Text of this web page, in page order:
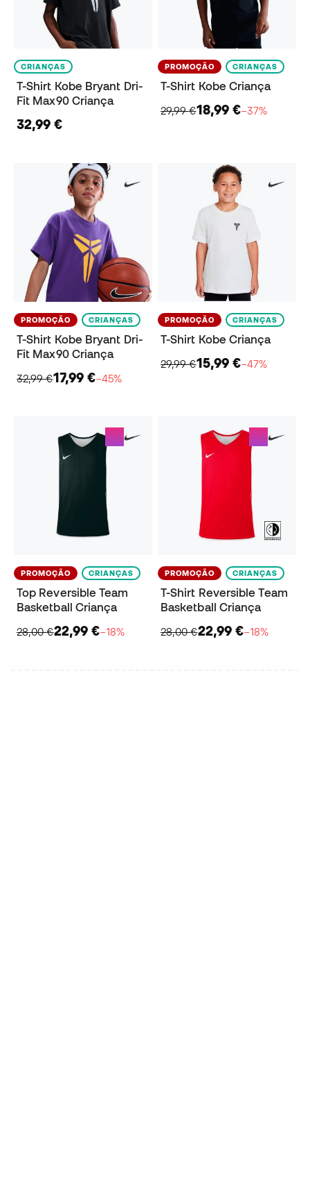
CRIANÇAS
T-Shirt Kobe Bryant Dri-
Fit Max90 Criança
32,99 €
PROMOÇÃO CRIANÇAS
T-Shirt Kobe Criança
29,99 €18,99 €−37%
PROMOÇÃO CRIANÇAS
T-Shirt Kobe Bryant Dri-
Fit Max90 Criança
32,99 €17,99 €−45%
PROMOÇÃO CRIANÇAS
T-Shirt Kobe Criança
29,99 €15,99 €−47%
PROMOÇÃO CRIANÇAS
Top Reversible Team
Basketball Criança
28,00 €22,99 €−18%
PROMOÇÃO CRIANÇAS
T-Shirt Reversible Team
Basketball Criança
28,00 €22,99 €−18%